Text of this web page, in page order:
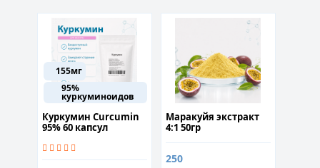
155мг
95%
куркуминоидов
Куркумин Curcumin
95% 60 капсул
Маракуйя экстракт
4:1 50гр
250